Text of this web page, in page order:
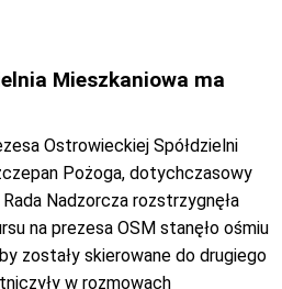
Mieszkaniowa ma
Ostrowieckiej Spółdzielni
Pożoga, dotychczasowy
Nadzorcza rozstrzygnęła
na prezesa OSM stanęło ośmiu
zostały skierowane do drugiego
w rozmowach